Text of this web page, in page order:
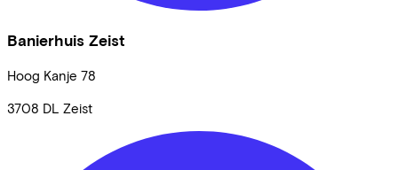
Banierhuis Zeist
Hoog Kanje 78
3708 DL Zeist